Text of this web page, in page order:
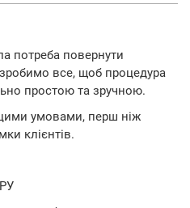
потреба повернути
все, щоб процедура
простою та зручною.
умовами, перш ніж
клієнтів.